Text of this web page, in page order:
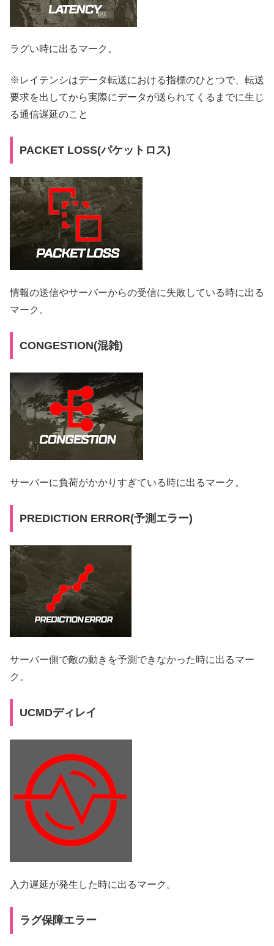
ラグい時に出るマーク。
※レイテンシはデータ転送における指標のひとつで、転送
要求を出してから実際にデータが送られてくるまでに生じ
る通信遅延のこと
PACKET LOSS(パケットロス)
情報の送信やサーバーからの受信に失敗している時に出る
マーク。
CONGESTION(混雑)
サーバーに負荷がかかりすぎている時に出るマーク。
PREDICTION ERROR(予測エラー)
サーバー側で敵の動きを予測できなかった時に出るマー
ク。
UCMDディレイ
入力遅延が発生した時に出るマーク。
ラグ保障エラー